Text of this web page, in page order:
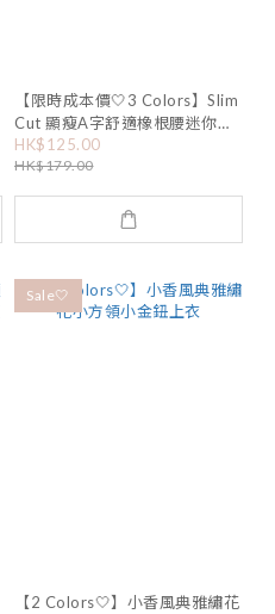
【限時成本價🤍3 Colors】Slim
Cut 顯瘦A字舒適橡根腰迷你裙
褲
HK$125.00
HK$179.00
Sale🤍
【2 Colors🤍】小香風典雅繡花